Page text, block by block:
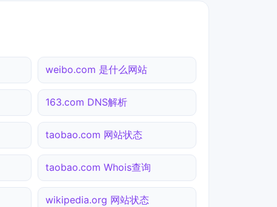
weibo.com 是什么网站
163.com DNS解析
taobao.com 网站状态
taobao.com Whois查询
wikipedia.org 网站状态